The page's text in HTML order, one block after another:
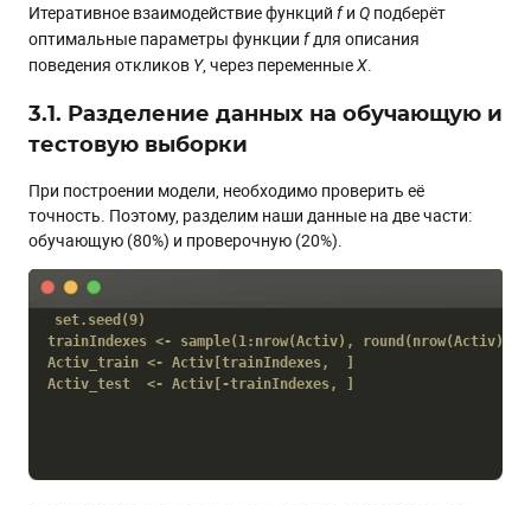
Итеративное взаимодействие функций fи Q подберёт
оптимальные параметры функции fдля описания
поведения откликов Y, через переменныеX.
3.1. Разделение данных на обучающую и
тестовую выборки
При построении модели, необходимо проверить её
точность. Поэтому, разделим наши данные на две части:
обучающую (80%) и проверочную (20%).
set.seed(9)
trainIndexes <- sample(1:nrow(Activ), round(nrow(Activ)
Activ_train <- Activ[trainIndexes,  ]
Activ_test  <- Activ[-trainIndexes, ]